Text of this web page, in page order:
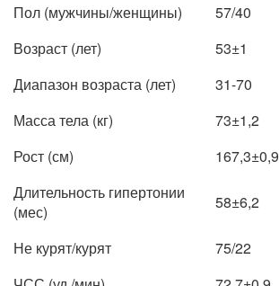
Пол (мужчины/женщины)
57/40
Возраст (лет)
53±1
Диапазон возраста (лет)
31-70
Масса тела (кг)
73±1,2
Рост (см)
167,3±0,9
Длительность гипертонии
(мес)
58±6,2
Не курят/курят 75/22